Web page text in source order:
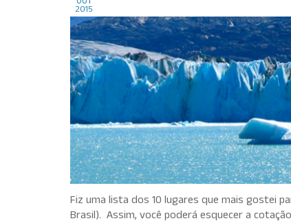
2015
Fiz uma lista dos 10 lugares que mais gostei
Brasil). Assim, você poderá esquecer a